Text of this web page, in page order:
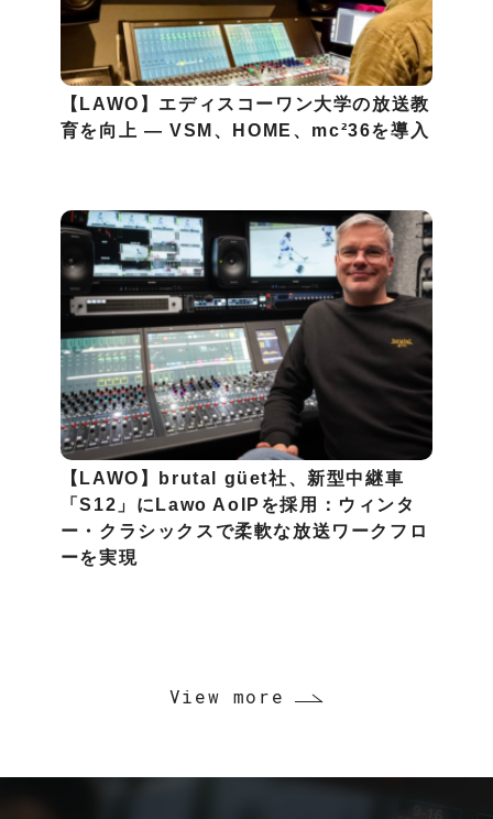
【LAWO】エディスコーワン大学の放送教
育を向上 — VSM、HOME、mc²36を導入
【LAWO】brutal güet社、新型中継車
「S12」にLawo AoIPを採用：ウィンタ
ー・クラシックスで柔軟な放送ワークフロ
ーを実現
View more